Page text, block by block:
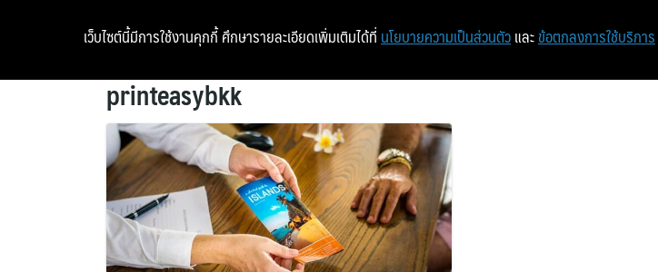
หน้าแรก ท่องเที่ยว
printeasybkk
เว็บไซต์นี้มีการใช้งานคุกกี้ ศึกษารายละเอียดเพิ่มเติมได้ที่ นโยบายความเป็นส่วนตัว และ ข้อตกลงการใช้บริการ